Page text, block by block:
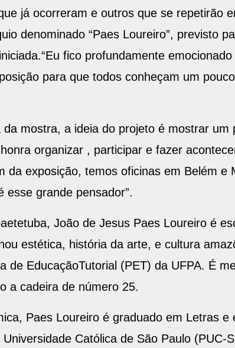
já ocorreram e outros que se repetirão
denominado “Paes Loureiro”, previsto
fico profundamente
para que todos conheçam um
mostra, a ideia do projeto é mostrar um
organizar , participar e fazer
da exposição, temos oficinas em Belém e
esse grande pensador”.
João de Jesus Paes Loureiro é
estética, história da arte, e cultura
de EducaçãoTutorial (PET) da UFPA. É
a cadeira de número 25.
Paes Loureiro é graduado em Letras
Católica de São Paulo (PUC-